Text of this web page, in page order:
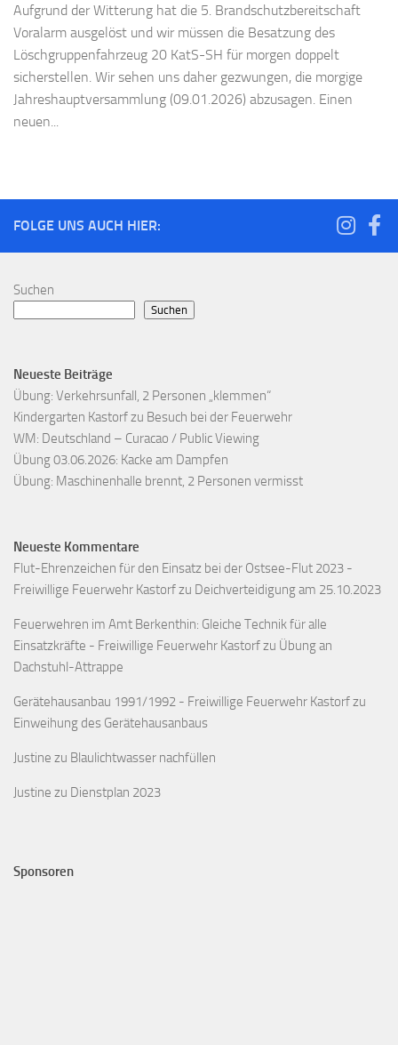
Aufgrund der Witterung hat die 5. Brandschutzbereitschaft
Voralarm ausgelöst und wir müssen die Besatzung des
Löschgruppenfahrzeug 20 KatS-SH für morgen doppelt
sicherstellen. Wir sehen uns daher gezwungen, die morgige
Jahreshauptversammlung (09.01.2026) abzusagen. Einen
neuen...
FOLGE UNS AUCH HIER:
Suchen
Suchen
Neueste Beiträge
Übung: Verkehrsunfall, 2 Personen „klemmen“
Kindergarten Kastorf zu Besuch bei der Feuerwehr
WM: Deutschland – Curacao / Public Viewing
Übung 03.06.2026: Kacke am Dampfen
Übung: Maschinenhalle brennt, 2 Personen vermisst
Neueste Kommentare
Flut-Ehrenzeichen für den Einsatz bei der Ostsee-Flut 2023 -
Freiwillige Feuerwehr Kastorfzu Deichverteidigung am 25.10.2023
Feuerwehren im Amt Berkenthin: Gleiche Technik für alle
Einsatzkräfte - Freiwillige Feuerwehr Kastorfzu Übung an
Dachstuhl-Attrappe
Gerätehausanbau 1991/1992 - Freiwillige Feuerwehr Kastorfzu
Einweihung des Gerätehausanbaus
Justine zu Blaulichtwasser nachfüllen
Justine zu Dienstplan 2023
Sponsoren